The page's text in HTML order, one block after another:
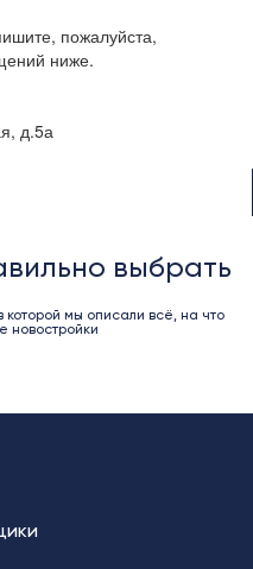
пожалуйста,
ниже.
д.5а
выбрать
мы описали всё, на что
новостройки